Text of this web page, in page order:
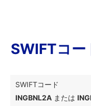
SWIFTコ
SWIFTコード
INGBNL2A または